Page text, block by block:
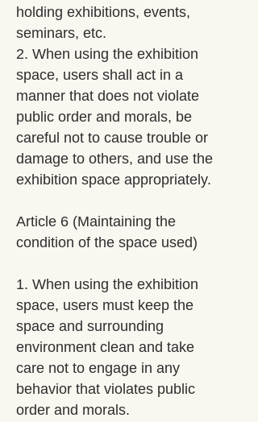
holding exhibitions, events,
seminars, etc.
2. When using the exhibition
space, users shall act in a
manner that does not violate
public order and morals, be
careful not to cause trouble or
damage to others, and use the
exhibition space appropriately.
Article 6 (Maintaining the
condition of the space used)
1. When using the exhibition
space, users must keep the
space and surrounding
environment clean and take
care not to engage in any
behavior that violates public
order and morals.